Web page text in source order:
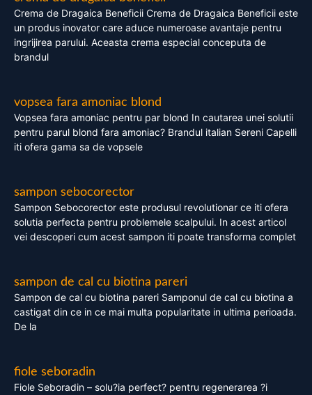
Crema de Dragaica Beneficii Crema de Dragaica Beneficii este
un produs inovator care aduce numeroase avantaje pentru
ingrijirea parului. Aceasta crema especial conceputa de
brandul
vopsea fara amoniac blond
Vopsea fara amoniac pentru par blond In cautarea unei solutii
pentru parul blond fara amoniac? Brandul italian Sereni Capelli
iti ofera gama sa de vopsele
sampon sebocorector
Sampon Sebocorector este produsul revolutionar ce iti ofera
solutia perfecta pentru problemele scalpului. In acest articol
vei descoperi cum acest sampon iti poate transforma complet
sampon de cal cu biotina pareri
Sampon de cal cu biotina pareri Samponul de cal cu biotina a
castigat din ce in ce mai multa popularitate in ultima perioada.
De la
fiole seboradin
Fiole Seboradin – solu?ia perfect? pentru regenerarea ?i